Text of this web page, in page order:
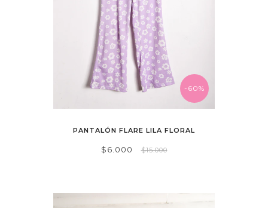
-60%
PANTALÓN FLARE LILA FLORAL
$6.000 $15.000